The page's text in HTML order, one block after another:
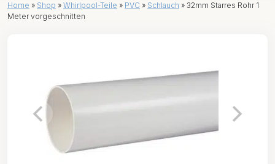
Home » Shop » Whirlpool-Teile » PVC » Schlauch » 32mm Starres Rohr 1
Meter vorgeschnitten